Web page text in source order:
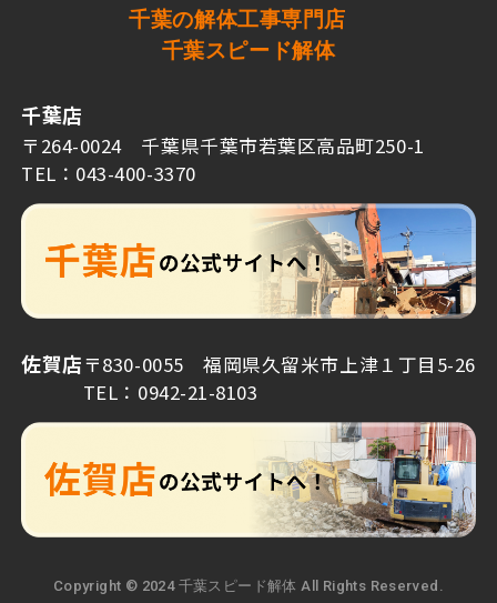
千葉の解体工事専門店
千葉スピード解体
千葉店
〒264-0024 千葉県千葉市若葉区高品町250-1
TEL：043-400-3370
佐賀店〒830-0055 福岡県久留米市上津１丁目5-26
TEL：0942-21-8103
Copyright © 2024 千葉スピード解体 All Rights Reserved.